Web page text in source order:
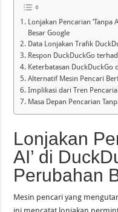
Lonjakan Pencarian ‘Tanpa
Besar Google
Data Lonjakan Trafik
Respon DuckDuckGo
Keterbatasan DuckDuckGo
Alternatif Mesin Pencari
Implikasi dari Tren
Masa Depan Pencarian
Lonjakan
AI’ di
Perubahan
Mesin pencari yang